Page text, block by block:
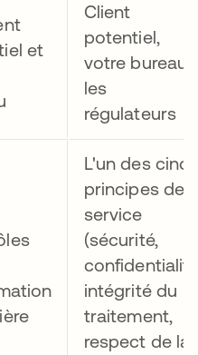
et
Client
potentiel,
votre bureau,
les
régulateurs
L'un des cinq
principes de
service
(sécurité,
intégrité du
traitement,
respect de la